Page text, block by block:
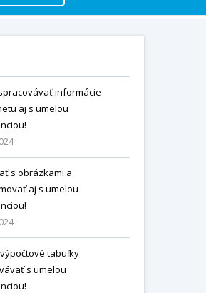
spracovávať informácie
aj s umelou
s obrázkami a
aj s umelou
tabuľky
s umelou